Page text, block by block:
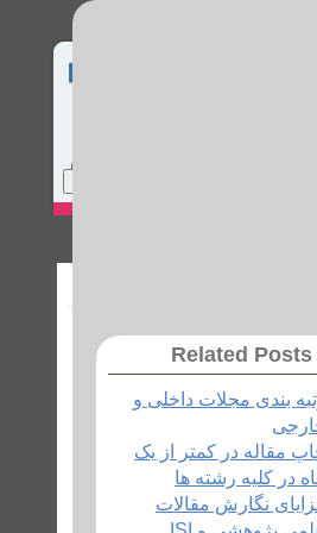
Related Posts
بندی مجلات داخلی و
مقاله در کمتر از یک
در کلیه رشته ها
نگارش مقالات